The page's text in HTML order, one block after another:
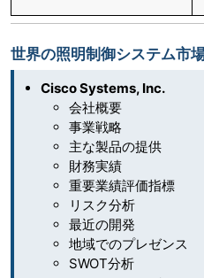
世界の照明制御システム市
Cisco Systems, Inc.
会社概要
事業戦略
主な製品の提供
財務実績
重要業績評価指標
リスク分析
最近の開発
地域でのプレゼンス
SWOT分析